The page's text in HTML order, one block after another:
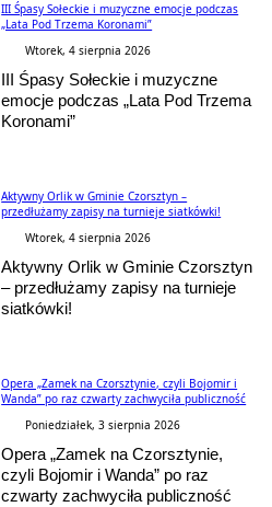
III Śpasy Sołeckie i muzyczne emocje podczas
„Lata Pod Trzema Koronami”
Wtorek, 4 sierpnia 2026
III Śpasy Sołeckie i muzyczne
emocje podczas „Lata Pod Trzema
Koronami”
Aktywny Orlik w Gminie Czorsztyn –
przedłużamy zapisy na turnieje siatkówki!
Wtorek, 4 sierpnia 2026
Aktywny Orlik w Gminie Czorsztyn
– przedłużamy zapisy na turnieje
siatkówki!
Opera „Zamek na Czorsztynie, czyli Bojomir i
Wanda” po raz czwarty zachwyciła publiczność
Poniedziałek, 3 sierpnia 2026
Opera „Zamek na Czorsztynie,
czyli Bojomir i Wanda” po raz
czwarty zachwyciła publiczność